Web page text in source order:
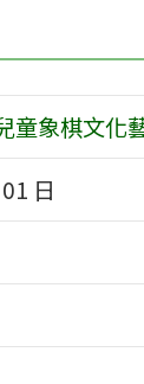
童象棋文
日